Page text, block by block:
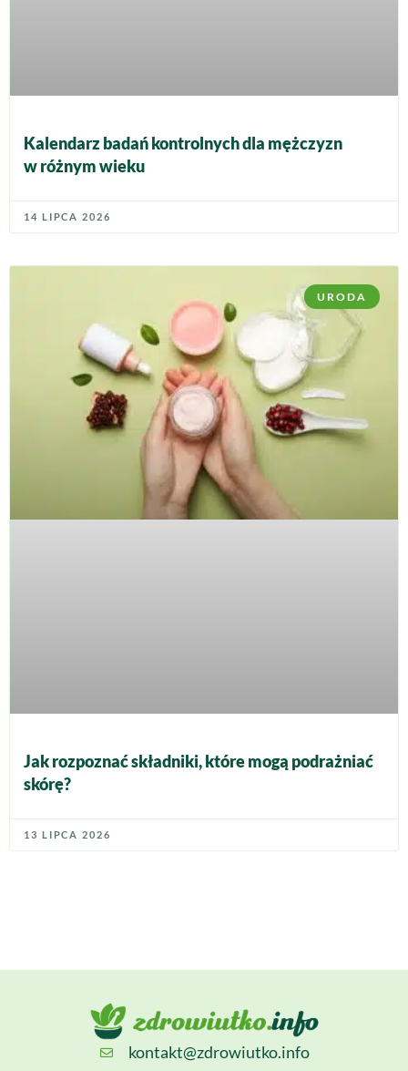
Kalendarz badań kontrolnych dla mężczyzn
w różnym wieku
14 LIPCA 2026
URODA
Jak rozpoznać składniki, które mogą podrażniać
skórę?
13 LIPCA 2026
kontakt@zdrowiutko.info